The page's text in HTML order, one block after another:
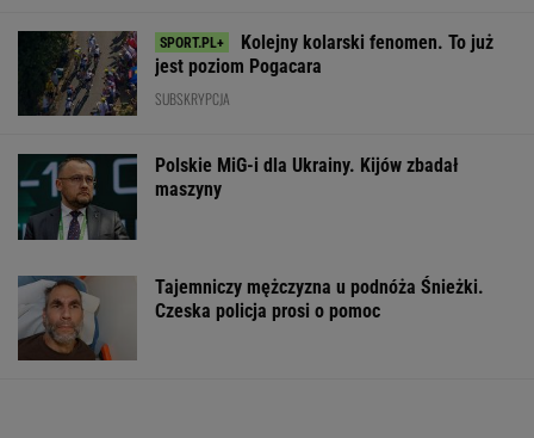
Kolejny kolarski fenomen. To już
jest poziom Pogacara
SUBSKRYPCJA
Polskie MiG-i dla Ukrainy. Kijów zbadał
maszyny
Tajemniczy mężczyzna u podnóża Śnieżki.
Czeska policja prosi o pomoc